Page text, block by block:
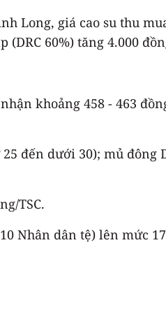
Long, giá cao su thu
60%) tăng 4.000
khoảng 458 - 463
đến dưới 30); mủ đông
TSC.
Nhân dân tệ) lên mức